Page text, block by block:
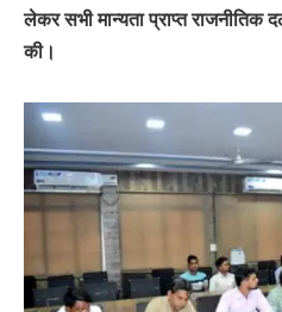
लेकर सभी मान्यता प्राप्त राजनीतिक
की।